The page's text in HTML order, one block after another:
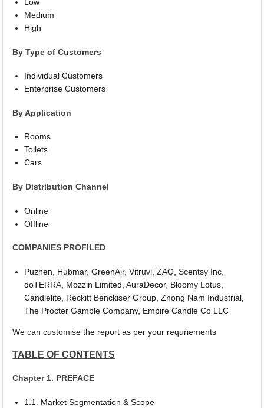
Medium
High
By Type of Customers
Individual Customers
Enterprise Customers
By Application
Rooms
Toilets
Cars
By Distribution Channel
Online
Offline
COMPANIES PROFILED
Puzhen, Hubmar, GreenAir, Vitruvi, ZAQ, Scentsy Inc,
doTERRA, Mozzin Limited, AuraDecor, Bloomy Lotus,
Candlelite, Reckitt Benckiser Group, Zhong Nam Industrial,
The Procter Gamble Company, Empire Candle Co LLC
We can customise the report as per your requriements
TABLE OF CONTENTS
Chapter 1. PREFACE
1.1. Market Segmentation & Scope